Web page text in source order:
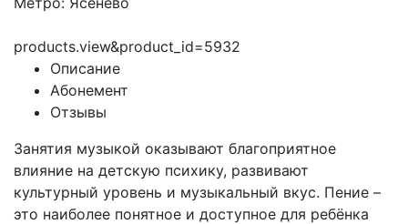
products.view&product_id=5932
Описание
Абонемент
Отзывы
Занятия музыкой оказывают благоприятное
влияние на детскую психику, развивают
культурный уровень и музыкальный вкус. Пение –
это наиболее понятное и доступное для ребёнка